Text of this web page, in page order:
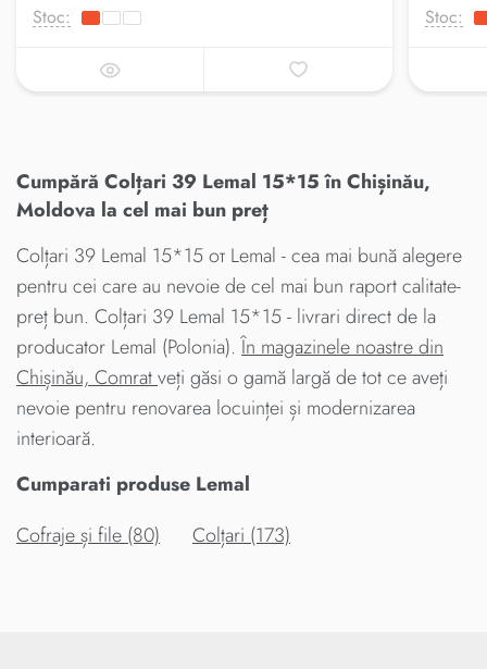
Stoc: Stoc:
Cumpără Colțari 39 Lemal 15*15 în Chișinău,
Moldova la cel mai bun preț
Colțari 39 Lemal 15*15 от Lemal - cea mai bună alegere
pentru cei care au nevoie de cel mai bun raport calitate-
preț bun. Colțari 39 Lemal 15*15 - livrari direct de la
producator Lemal (Polonia).În magazinele noastre din
Chișinău, Comratveți găsi o gamă largă de tot ce aveți
nevoie pentru renovarea locuinței și modernizarea
interioară.
Cumparati produse Lemal
Cofraje și file (80)
Colțari (173)